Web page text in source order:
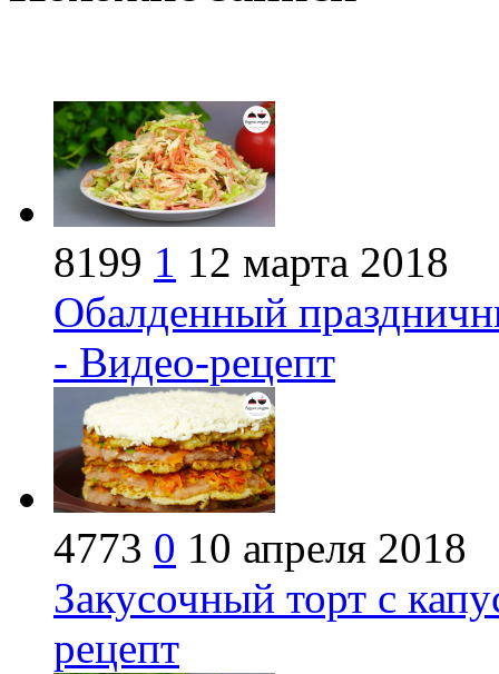
8199 1 12 марта 2018
Обалденный
- Видео-рецепт
4773 0 10 апреля 2018
Закусочный торт с
рецепт